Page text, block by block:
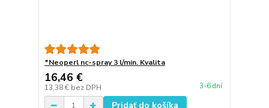
*Neoperl nc-spray 3 l/min. Kvalita
16,46 €
13,38 € bez DPH 3-6 dní
Pridať do košíka